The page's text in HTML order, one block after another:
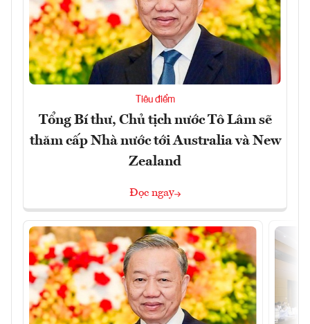
Tiêu điểm
Tổng Bí thư, Chủ tịch nước Tô Lâm sẽ
thăm cấp Nhà nước tới Australia và New
Zealand
Đọc ngay